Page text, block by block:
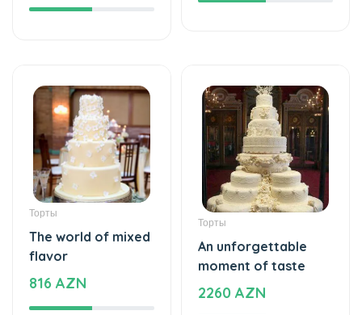
Торты
The world of mixed
flavor
816 AZN
Торты
An unforgettable
moment of taste
2260 AZN